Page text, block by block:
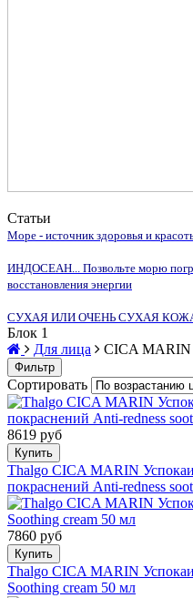
Статьи
Море - источник здоровья и
ИНДОСЕАН... Позвольте морю
восстановления энергии
СУХАЯ ИЛИ ОЧЕНЬ СУХАЯ
Блок 1
Для лица
СICA MARIN
Фильтр
Сортировать
8619 руб
Купить
Thalgo СICA MARIN
покраснений Anti-redness
7860 руб
Купить
Thalgo СICA MARIN
Soothing cream 50 мл